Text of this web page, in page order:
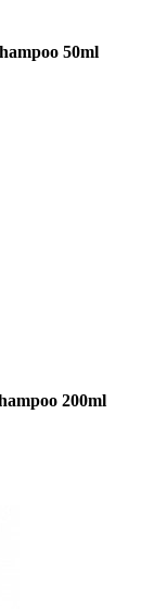
50ml
200ml